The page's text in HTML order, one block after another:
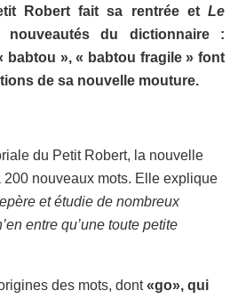
Robert fait sa rentrée et Le
nouveautés du dictionnaire :
babtou », « babtou fragile » font
de sa nouvelle mouture.
du Petit Robert, la nouvelle
nouveaux mots. Elle explique
et étudie de nombreux
entre qu’une toute petite
des mots, dont«go», qui